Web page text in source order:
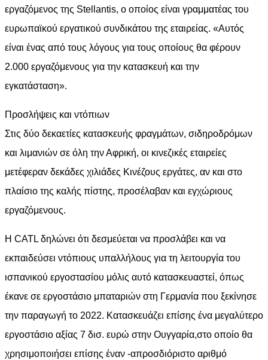
εργαζόμενος της Stellantis, ο οποίος είναι γραμματέας του
ευρωπαϊκού εργατικού συνδικάτου της εταιρείας. «Αυτός
είναι ένας από τους λόγους για τους οποίους θα φέρουν
2.000 εργαζόμενους για την κατασκευή και την
εγκατάσταση».
Προσλήψεις και ντόπιων
Στις δύο δεκαετίες κατασκευής φραγμάτων, σιδηροδρόμων
και λιμανιών σε όλη την Αφρική, οι κινεζικές εταιρείες
μετέφεραν δεκάδες χιλιάδες Κινέζους εργάτες, αν και στο
πλαίσιο της καλής πίστης, προσέλαβαν και εγχώριους
εργαζόμενους.
Η CATL δηλώνει ότι δεσμεύεται να προσλάβει και να
εκπαιδεύσει ντόπιους υπαλλήλους για τη λειτουργία του
ισπανικού εργοστασίου μόλις αυτό κατασκευαστεί, όπως
έκανε σε εργοστάσιο μπαταριών στη Γερμανία που ξεκίνησε
την παραγωγή το 2022. Κατασκευάζει επίσης ένα μεγαλύτερο
εργοστάσιο αξίας 7 δισ. ευρώ στην Ουγγαρία,στο οποίο θα
χρησιμοποιήσει επίσης έναν -απροσδιόριστο αριθμό